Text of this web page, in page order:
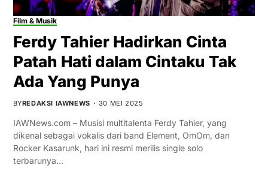
Film & Musik
Ferdy Tahier Hadirkan Cinta
Patah Hati dalam Cintaku Tak
Ada Yang Punya
BYREDAKSI IAWNEWS 30 MEI 2025
IAWNews.com – Musisi multitalenta Ferdy Tahier, yang
dikenal sebagai vokalis dari band Element, OmOm, dan
Rocker Kasarunk, hari ini resmi merilis single solo
terbarunya…